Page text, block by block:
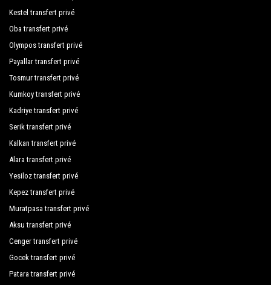
Kestel transfert privé
Oba transfert privé
Olympos transfert privé
Payallar transfert privé
Tosmur transfert privé
Kumkoy transfert privé
Kadriye transfert privé
Serik transfert privé
Kalkan transfert privé
Alara transfert privé
Yesiloz transfert privé
Kepez transfert privé
Muratpasa transfert privé
Aksu transfert privé
Cenger transfert privé
Gocek transfert privé
Patara transfert privé